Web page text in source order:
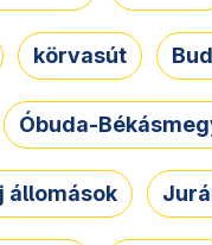
körvasút
Óbuda-
állomások